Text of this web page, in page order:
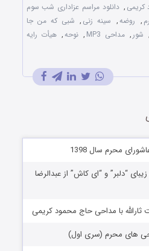
, دانلود مراسم عزاداری شب سوم
, روضه, سینه زنی , شبی که من جا
, شور , مداحی MP3 , نوحه, هیأت رایه
محرم سال 1398
“دلبر” و “ای کاش” از عبدالرضا
با مداحی حاج محمود کریمی
های محرم (سری اول)